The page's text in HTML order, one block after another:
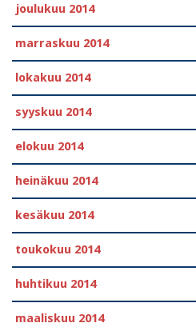
joulukuu 2014
marraskuu 2014
lokakuu 2014
syyskuu 2014
elokuu 2014
heinäkuu 2014
kesäkuu 2014
toukokuu 2014
huhtikuu 2014
maaliskuu 2014